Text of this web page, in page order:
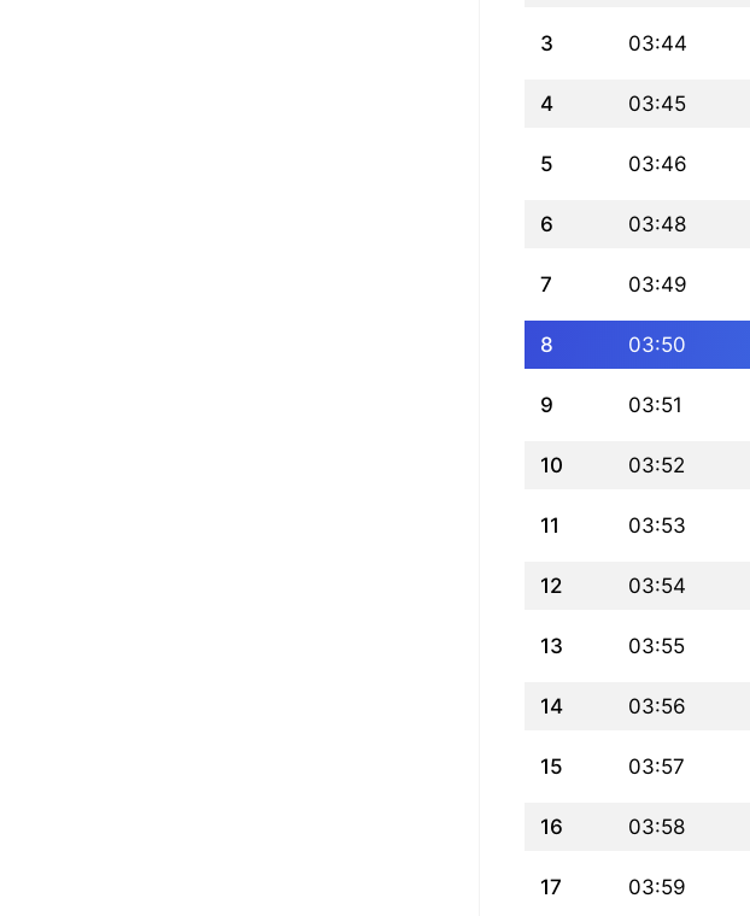
3 03:44
4 03:45
5 03:46
6 03:48
7 03:49
8 03:50
9 03:51
10 03:52
11 03:53
12 03:54
13 03:55
14 03:56
15 03:57
16 03:58
17 03:59